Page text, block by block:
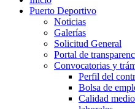
Puerto Deportivo
Noticias
Galerías
Solicitud General
Portal de
Convocatorias y
Perfil del
Bolsa de
Calidad